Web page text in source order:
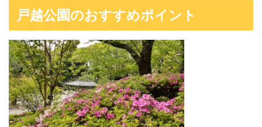
戸越公園のおすすめポイント